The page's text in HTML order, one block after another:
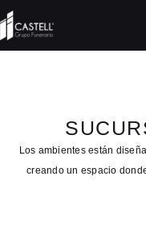
Los ambientes están
creando un espacio